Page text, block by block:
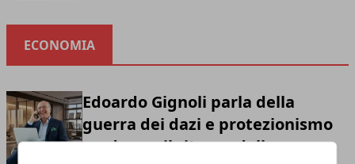
ECONOMIA
Edoardo Gignoli parla della
guerra dei dazi e protezionismo
moderno: il ritorno della